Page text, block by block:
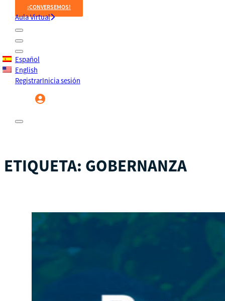
¡CONVERSEMOS!
Aula Virtual
Español
English
RegistrarInicia sesión
ETIQUETA: GOBERNANZA